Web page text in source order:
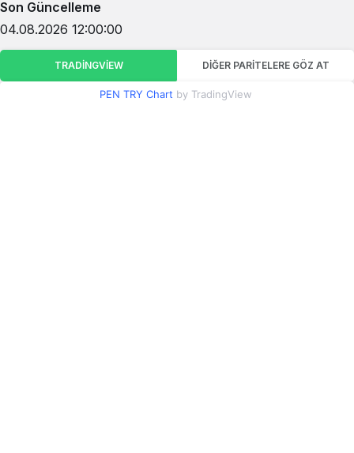
Son Güncelleme
04.08.2026 12:00:00
TRADINGVIEW DIĞER PARITELERE GÖZ AT
PEN TRY Chart by TradingView